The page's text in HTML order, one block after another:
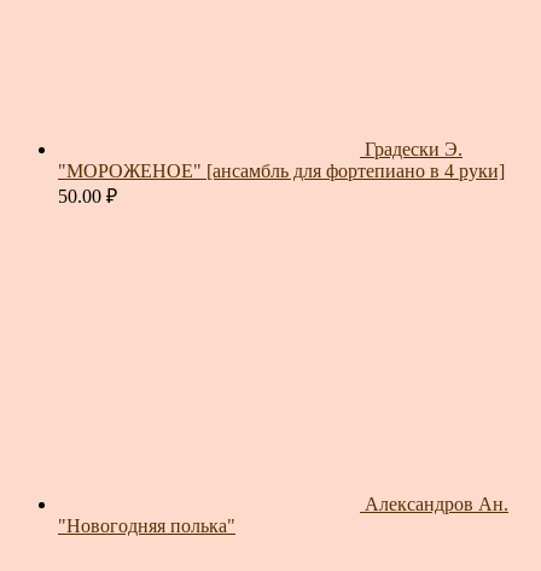
Градески Э.
"МОРОЖЕНОЕ" [ансамбль для фортепиано в 4 руки]
50.00 ₽
Александров Ан.
"Новогодняя полька"